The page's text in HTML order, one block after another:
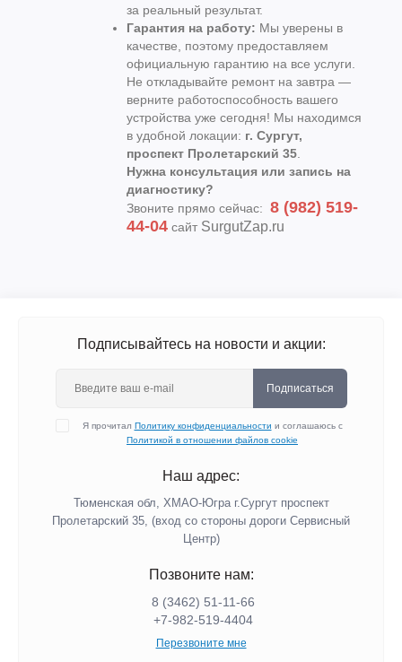
за реальный результат.
Гарантия на работу: Мы уверены в
качестве, поэтому предоставляем
официальную гарантию на все услуги.
Не откладывайте ремонт на завтра —
верните работоспособность вашего
устройства уже сегодня! Мы находимся
в удобной локации: г. Сургут,
проспект Пролетарский 35
Нужна консультация или запись на
диагностику?
Звоните прямо сейчас: 8 (982) 519-
44-04 сайт SurgutZap.ru
Подписывайтесь на новости и акции:
Подписаться
Я прочитал Политику конфиденциальности и соглашаюсь с
Политикой в отношении файлов cookie
Наш адрес:
Тюменская обл, ХМАО-Югра г.Сургут проспект
Пролетарский 35, (вход со стороны дороги Сервисный
Центр)
Позвоните нам:
8 (3462) 51-11-66
+7-982-519-4404
Перезвоните мне